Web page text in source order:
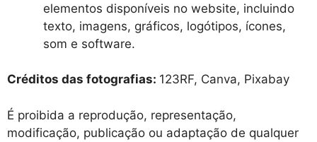
elementos disponíveis no website, incluindo
texto, imagens, gráficos, logótipos, ícones,
som e software.
Créditos das fotografias: 123RF, Canva, Pixabay
É proibida a reprodução, representação,
modificação, publicação ou adaptação de qualquer